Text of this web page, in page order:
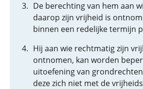
De berechting van hem aan
daarop zijn vrijheid is
binnen een redelijke termijn
Hij aan wie rechtmatig zijn
ontnomen, kan worden
uitoefening van
deze zich niet met de